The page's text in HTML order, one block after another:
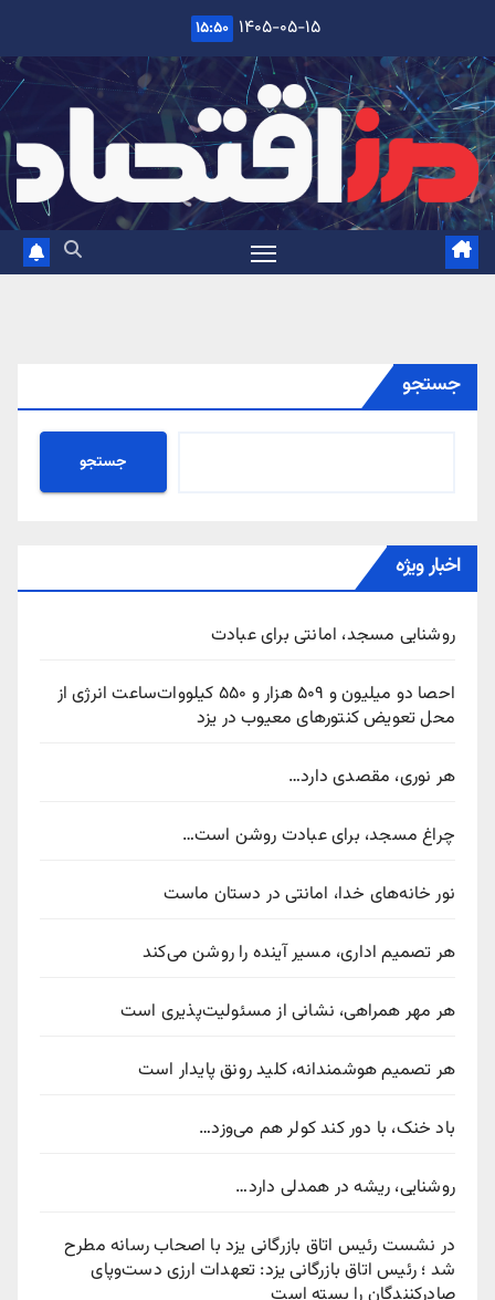
content
۱۴۰۵-۰۵-۱۵ ۱۵:۵۰
جستجو
جستجو
اخبار ویژه
روشنایی مسجد، امانتی برای عبادت
احصا دو میلیون و ۵۰۹ هزار و ۵۵۰ کیلووات‌ساعت انرژی از
محل تعویض کنتورهای معیوب در یزد
هر نوری، مقصدی دارد…
چراغ مسجد، برای عبادت روشن است…
نور خانه‌های خدا، امانتی در دستان ماست
هر تصمیم اداری، مسیر آینده را روشن می‌کند
هر مهر همراهی، نشانی از مسئولیت‌پذیری است
هر تصمیم هوشمندانه، کلید رونق پایدار است
باد خنک، با دور کند کولر هم می‌وزد…
روشنایی، ریشه در همدلی دارد…
در نشست رئیس اتاق بازرگانی یزد با اصحاب رسانه مطرح
شد ؛ رئیس اتاق بازرگانی یزد: تعهدات ارزی دست‌وپای